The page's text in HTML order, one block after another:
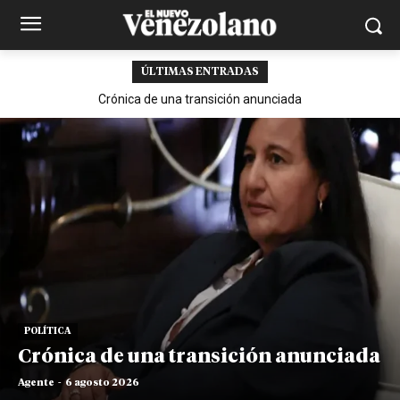
ÚLTIMAS ENTRADAS
Crónica de una transición anunciada
POLÍTICA
Crónica de una transición anunciada
Agente - 6 agosto 2026